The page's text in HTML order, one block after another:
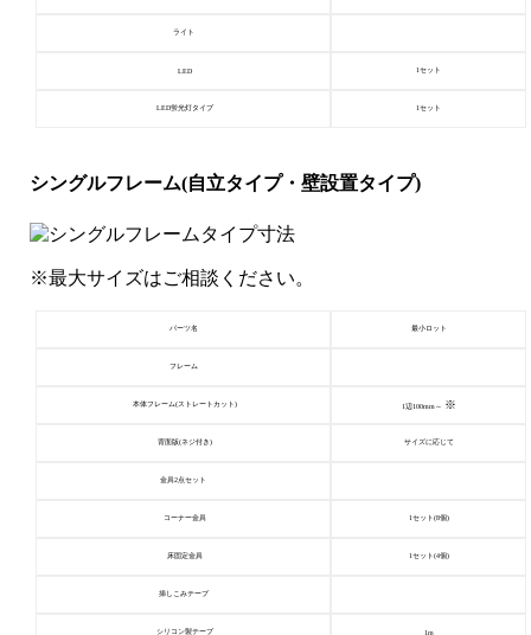
ライト
LED 1セット
LED蛍光灯タイプ 1セット
シングルフレーム(自立タイプ・壁設置タイプ)
※最大サイズはご相談ください。
パーツ名 最小ロット
フレーム
本体フレーム(ストレートカット) 1辺100mm～ ※
背面版(ネジ付き) サイズに応じて
金具2点セット
コーナー金具 1セット(8個)
床固定金具 1セット(4個)
挿しこみテープ
シリコン製テープ 1m